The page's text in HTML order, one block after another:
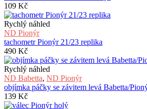
109 Kč
Rychlý náhled
ND Pionýr
tachometr Pionýr 21/23 replika
490 Kč
Rychlý náhled
ND Babetta, ND Pionýr
objímka páčky se závitem levá Babetta/
139 Kč